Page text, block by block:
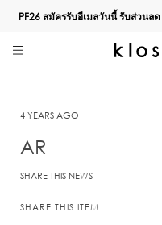
PF26 สมัครรับอีเมลวันนี้ รับส่วนลด
4 YEARS AGO
AR
SHARE THIS NEWS
SHARE THIS ITEM